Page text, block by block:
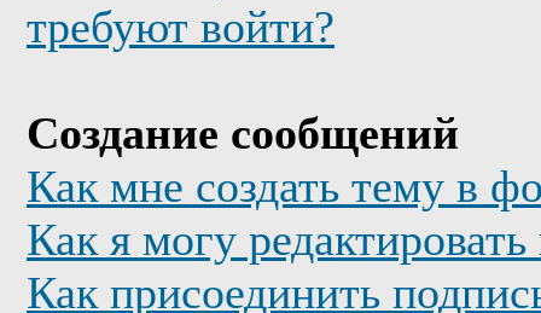
требуют войти?
Создание сообщений
Как мне создать тему в
Как я могу
Как присоединить